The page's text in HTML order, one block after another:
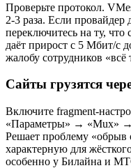
Проверьте протокол.
2-3 раза. Если
переключитесь на ту,
даёт прирост с 5 Мбит/с
жалобу сотрудников «всё
Сайты грузятся
Включите fragment-
«Параметры» → «Mux» →
Решает проблему «обрыв
характерную для
особенно у Билайна и